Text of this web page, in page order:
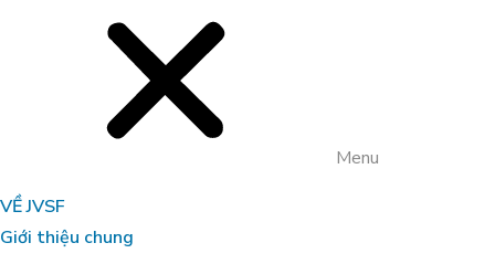
Menu
VỀ JVSF
Giới thiệu chung